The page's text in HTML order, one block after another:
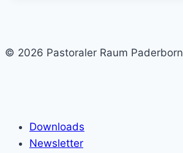
© 2026 Pastoraler Raum Paderborn
Downloads
Newsletter